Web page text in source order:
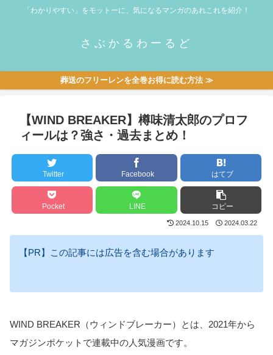
「わかりやすい」をモットーに、気になるマンガのあれこれを紹介！
さぶかるわーるど
葬送のフリーレンを全巻お得に読む方法 ≫
【WIND BREAKER】樽味清太郎のプロフ
ィールは？強さ・過去まとめ！
Twitter Facebook はてブ
Pocket LINE コピー
2024.10.15 2024.03.22
【PR】この記事には広告を含む場合があります
WIND BREAKER（ウィンドブレーカー）とは、2021年から
マガジンポケットで連載中の人気漫画です。